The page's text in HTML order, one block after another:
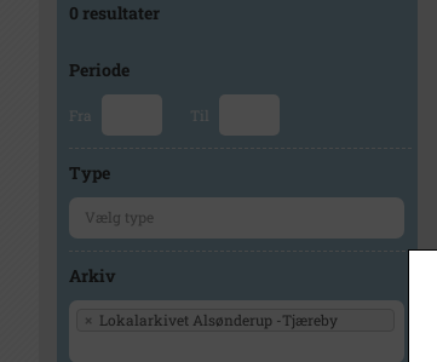
0 resultater
Periode
Fra Til
Type
Arkiv
× Lokalarkivet Alsønderup -Tjæreby